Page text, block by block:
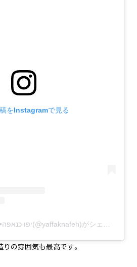
をInstagramで見る
の雰囲気も最高です。